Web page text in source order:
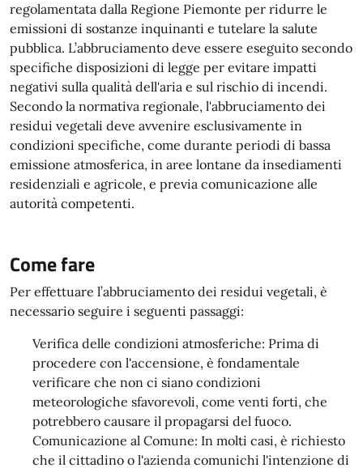
regolamentata dalla Regione Piemonte per ridurre le
emissioni di sostanze inquinanti e tutelare la salute
pubblica. L’abbruciamento deve essere eseguito secondo
specifiche disposizioni di legge per evitare impatti
negativi sulla qualità dell'aria e sul rischio di incendi.
Secondo la normativa regionale, l'abbruciamento dei
residui vegetali deve avvenire esclusivamente in
condizioni specifiche, come durante periodi di bassa
emissione atmosferica, in aree lontane da insediamenti
residenziali e agricole, e previa comunicazione alle
autorità competenti.
Come fare
Per effettuare l’abbruciamento dei residui vegetali, è
necessario seguire i seguenti passaggi:
Verifica delle condizioni atmosferiche: Prima di
procedere con l'accensione, è fondamentale
verificare che non ci siano condizioni
meteorologiche sfavorevoli, come venti forti, che
potrebbero causare il propagarsi del fuoco.
Comunicazione al Comune: In molti casi, è richiesto
che il cittadino o l'azienda comunichi l'intenzione di